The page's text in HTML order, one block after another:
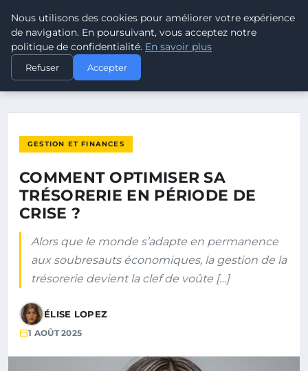
POUVOIR OUVRIER
ACCUEIL
COMMENT OPTIMISER SA TRÉSORERIE EN PÉRIODE DE CRISE ?
GESTION ET FINANCES
COMMENT OPTIMISER SA
TRÉSORERIE EN PÉRIODE DE
CRISE ?
Alors que le monde s’adapte en permanence
aux soubresauts économiques, la gestion de la
trésorerie devient la clef de voûte […]
ÉLISE LOPEZ
1 AOÛT 2025
Nous utilisons des cookies pour améliorer votre expérience
de navigation. En poursuivant, vous acceptez notre
politique de confidentialité. En savoir plus
Refuser Accepter